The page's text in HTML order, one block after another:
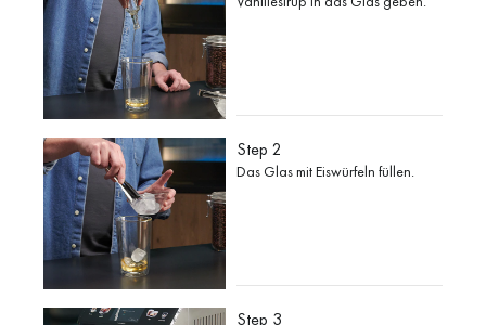
Step 2
Das Glas mit Eiswürfeln füllen.
Step 3